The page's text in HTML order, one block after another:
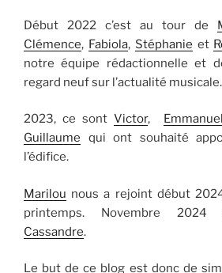
Début 2022 c’est au tour de
Clémence, Fabiola, Stéphanie et
notre équipe rédactionnelle et
regard neuf sur l’actualité musicale.
2023, ce sontVictor,
Guillaume qui ont souhaité
l’édifice.
Marilou nous a rejoint début
printemps. Novembre 2024
Cassandre.
Le but de ce blog est donc de